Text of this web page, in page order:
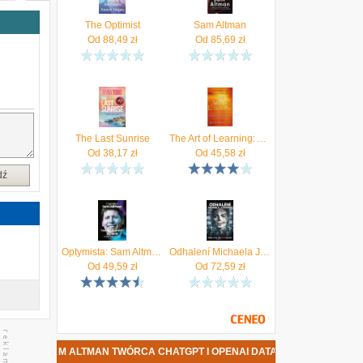
The Optimist
Od 88,49 zł
Sam Altman
Od 85,69 zł
The Last Sunrise
Od 38,17 zł
The Art of Learning: An Inner Journey to Optimal Performance
Od 45,58zł
Optymista: Sam Altman Twórca ChatGPT i OpenAI
Od 49,59 zł
Odhalení Michaela Jacksona
Od 72,59 zł
ALTMAN TWÓRCA CHATGPT I OPENAI DATA PREMIERY